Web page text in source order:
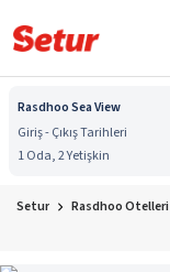
Rasdhoo Sea View
Giriş - Çıkış Tarihleri
1 Oda, 2 Yetişkin
Setur Rasdhoo Otelleri